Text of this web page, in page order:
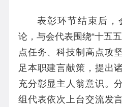
表彰环节结束后，
论，与会代表围绕“十五
点任务、科技制高点攻
足本职建言献策，提出
充分彰显主人翁意识。
组代表依次上台交流发